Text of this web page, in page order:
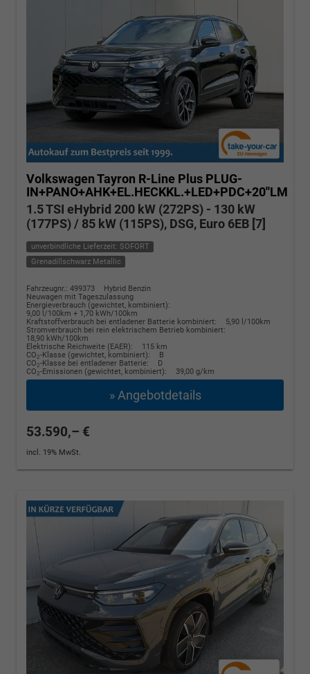
Volkswagen Tayron R-Line Plus PLUG-
IN+PANO+AHK+EL.HECKKL.+LED+PDC+20''LM
1.5 TSI eHybrid 200 kW (272PS) - 130 kW
(177PS) / 85 kW (115PS), DSG, Euro 6EB [7]
unverbindliche Lieferzeit: SOFORT
Grenadillschwarz Metallic
Fahrzeugnr.: 499373
Hybrid Benzin
Neuwagen mit Tageszulassung
Energieverbrauch (gewichtet, kombiniert):
9,00 l/100km + 1,70 kWh/100km
Kraftstoffverbrauch bei entladener Batterie kombiniert:
5,90 l/100km
Stromverbrauch bei rein elektrischem Betrieb kombiniert:
18,90 kWh/100km
Elektrische Reichweite (EAER):
115 km
CO2-Klasse (gewichtet, kombiniert):
B
CO2-Klasse bei entladener Batterie:
D
CO2-Emissionen (gewichtet, kombiniert): 39,00 g/km
» Angebotdetails
53.590,– €
incl. 19% MwSt.